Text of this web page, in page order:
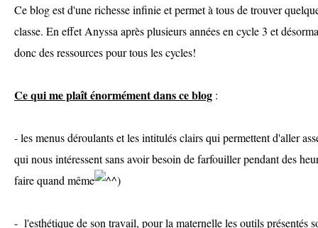
Ce blog est d'une richesse infinie et permet à tous de trouver
classe. En effet Anyssa après plusieurs années en cycle 3 et
donc des ressources pour tous les cycles!
Ce qui me plaît énormément dans ce blog :
- les menus déroulants et les intitulés clairs qui permettent d'aller
qui nous intéressent sans avoir besoin de farfouiller pendant des
faire quand même
)
- l'esthétique de son travail, pour la maternelle les outils présentés